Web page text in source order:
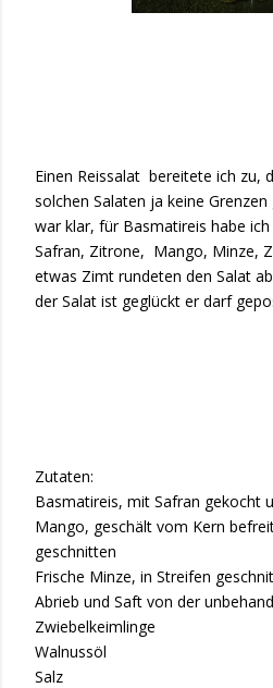
Einen Reissalat bereitete ich zu,
solchen Salaten ja keine
war klar, für Basmatireis habe
Safran, Zitrone, Mango, Minze,
etwas Zimt rundeten den Salat
der Salat ist geglückt er darf
Zutaten:
Basmatireis, mit Safran gekocht
Mango, geschält vom Kern
geschnitten
Frische Minze, in Streifen
Abrieb und Saft von der
Zwiebelkeimlinge
Walnussöl
Salz